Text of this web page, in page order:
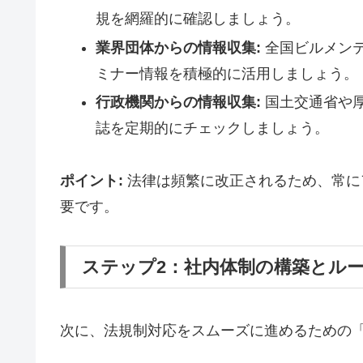
規を網羅的に確認しましょう。
業界団体からの情報収集: 全国ビルメン
ミナー情報を積極的に活用しましょう。
行政機関からの情報収集: 国土交通省や
誌を定期的にチェックしましょう。
ポイント: 法律は頻繁に改正されるため、常
要です。
ステップ2：社内体制の構築とル
次に、法規制対応をスムーズに進めるための